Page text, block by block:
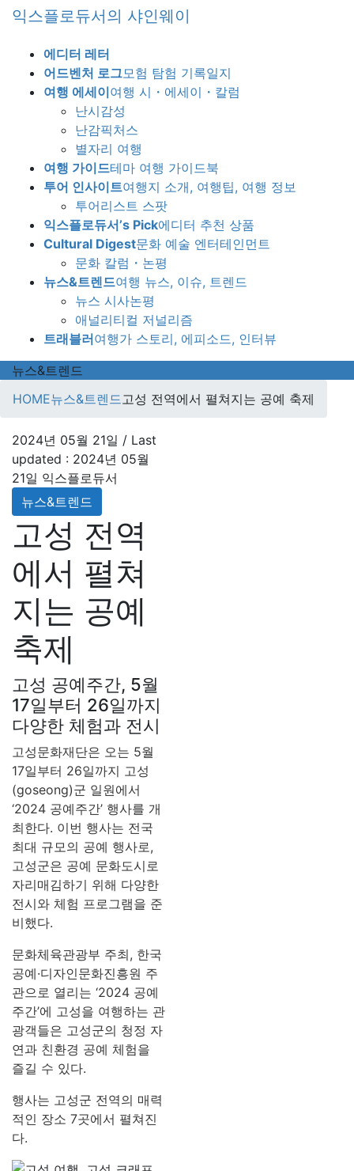
Skip
Skip
Navigation
익스플로듀서의 샤인웨이
에디터 레터
어드벤처 로그모험 탐험 기록일지
여행 에세이여행 시・에세이・칼럼
난시감성
난감픽처스
별자리 여행
여행 가이드테마 여행 가이드북
투어 인사이트여행지 소개, 여행팁, 여행 정보
투어리스트 스팟
익스플로듀서’s Pick에디터 추천 상품
Cultural Digest문화 예술 엔터테인먼트
문화 칼럼・논평
뉴스&트렌드여행 뉴스, 이슈, 트렌드
뉴스 시사논평
애널리티컬 저널리즘
트래블러여행가 스토리, 에피소드, 인터뷰
뉴스&트렌드
HOME뉴스&트렌드고성 전역에서 펼쳐지는 공예 축제
2024년 05월 21일 / Last
updated : 2024년 05월
21일 익스플로듀서
뉴스&트렌드
고성 전역
에서 펼쳐
지는 공예
축제
고성 공예주간, 5월
17일부터 26일까지
다양한 체험과 전시
고성문화재단은 오는 5월
17일부터 26일까지 고성
(goseong)군 일원에서
‘2024 공예주간’ 행사를 개
최한다. 이번 행사는 전국
최대 규모의 공예 행사로,
고성군은 공예 문화도시로
자리매김하기 위해 다양한
전시와 체험 프로그램을 준
비했다.
문화체육관광부 주최, 한국
공예·디자인문화진흥원 주
관으로 열리는 ‘2024 공예
주간’에 고성을 여행하는 관
광객들은 고성군의 청정 자
연과 친환경 공예 체험을
즐길 수 있다.
행사는 고성군 전역의 매력
적인 장소 7곳에서 펼쳐진
다.